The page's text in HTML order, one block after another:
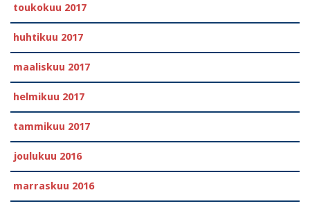
toukokuu 2017
huhtikuu 2017
maaliskuu 2017
helmikuu 2017
tammikuu 2017
joulukuu 2016
marraskuu 2016